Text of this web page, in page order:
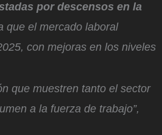
por descensos en la
que el mercado laboral
con mejoras en los niveles
que muestren tanto el sector
a la fuerza de trabajo”,